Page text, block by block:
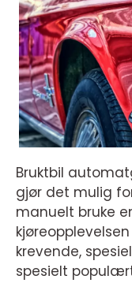
Bruktbil
gjør det mulig
manuelt bruke
krevende,
spesielt